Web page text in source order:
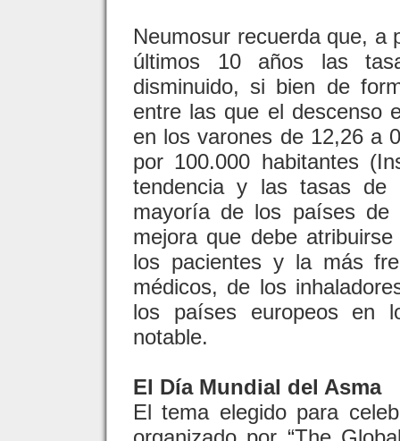
Neumosur recuerda que, a
últimos 10 años las
disminuido, si bien de
entre las que el descenso
en los varones de 12,26 a
por 100.000 habitantes
tendencia y las tasas
mayoría de los países
mejora que debe
los pacientes y la más
médicos, de los
los países europeos en
notable.
El Día Mundial del Asma
El tema elegido para